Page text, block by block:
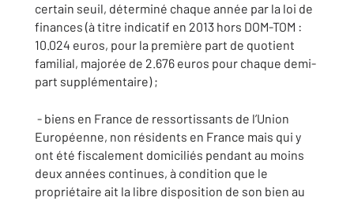
certain seuil, déterminé chaque année par la loi de
finances (à titre indicatif en 2013 hors DOM-TOM :
10.024 euros, pour la première part de quotient
familial, majorée de 2.676 euros pour chaque demi-
part supplémentaire) ;
- biens en France de ressortissants de l’Union
Européenne, non résidents en France mais qui y
ont été fiscalement domiciliés pendant au moins
deux années continues, à condition que le
propriétaire ait la libre disposition de son bien au